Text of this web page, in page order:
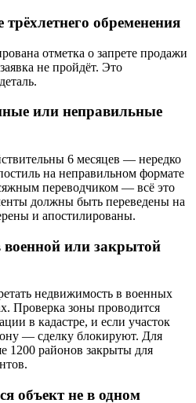
обременения
отметка о запрете продажи
не пройдёт. Это
или неправильные
6 месяцев — нередко
на неправильном формате
переводчиком — всё это
должны быть переведены на
и апостилированы.
или закрытой
недвижимость в военных
Проверка зоны проводится
в кадастре, и если участок
— сделку блокируют. Для
районов закрыты для
объект не в одном